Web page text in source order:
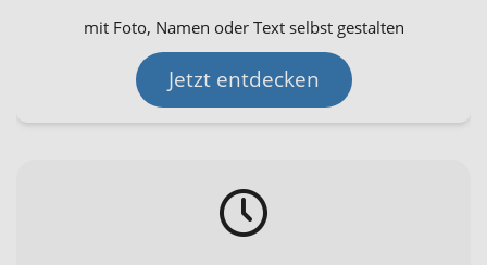
mit Foto, Namen oder Text selbst gestalten
Jetzt entdecken